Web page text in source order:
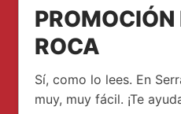
ROCA
Sí, como lo lees. En
muy, muy fácil. ¡Te